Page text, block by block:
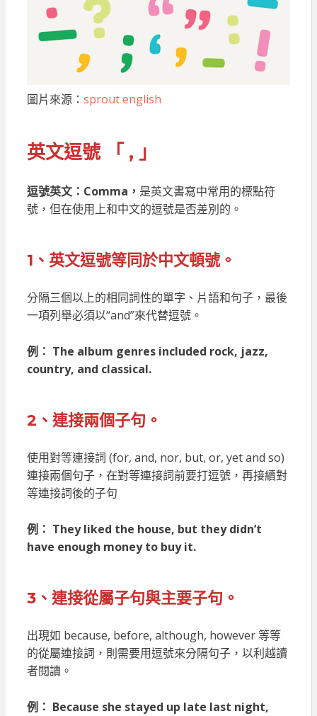
圖片來源： sprout english
英文逗號 「 , 」
逗號英文：Comma， 是英文書寫中常用的標點符
號，但在使用上和中文的逗號是否差別的。
1、英文逗號等同於中文頓號。
分隔三個以上的相同詞性的單字、片語和句子，最後
一項列舉必須以“and”來代替逗號。
例： The album genres included rock, jazz,
country, and classical.
2、連接兩個子句。
使用對等連接詞 (for, and, nor, but, or, yet and so)
連接兩個句子，在對等連接詞前要打逗號，再接續對
等連接詞後的子句
例： They liked the house, but they didn’t
have enough money to buy it.
3、連接從屬子句與主要子句。
出現如 because, before, although, however 等等
的從屬連接詞，則需要用逗號來分隔句子，以利越讀
者閱讀。
例： Because she stayed up late last night,